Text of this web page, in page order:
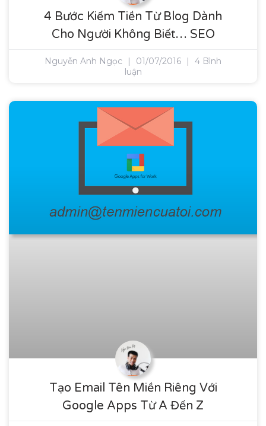
4 Bước Kiếm Tiền Từ Blog Dành
Cho Người Không Biết… SEO
Nguyễn Anh Ngọc 01/07/2016
4 Bình
luận
Tạo Email Tên Miền Riêng Với
Google Apps Từ A Đến Z